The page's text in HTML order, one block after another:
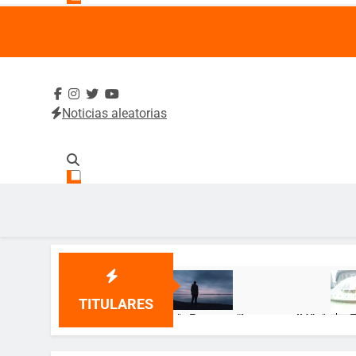
Noticias aleatorias
TITULARES
🌹 Poema: “Lo que callé” 🌹
12 Meses Atrás
🎂
12